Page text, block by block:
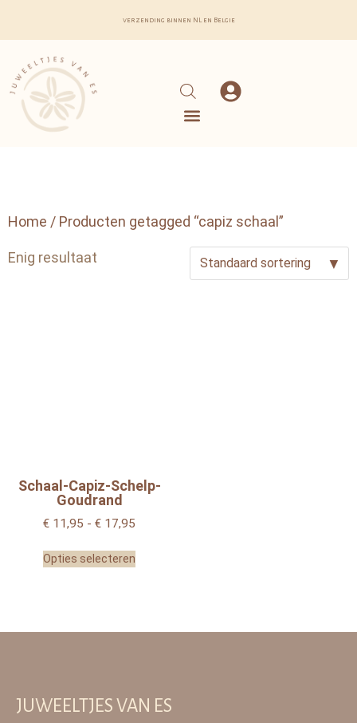
verzending binnen NL en Belgie
Home / Producten getagged “capiz schaal”
Enig resultaat
Schaal-Capiz-Schelp-
Goudrand
€ 11,95 - € 17,95
Opties selecteren
JUWEELTJES VAN ES